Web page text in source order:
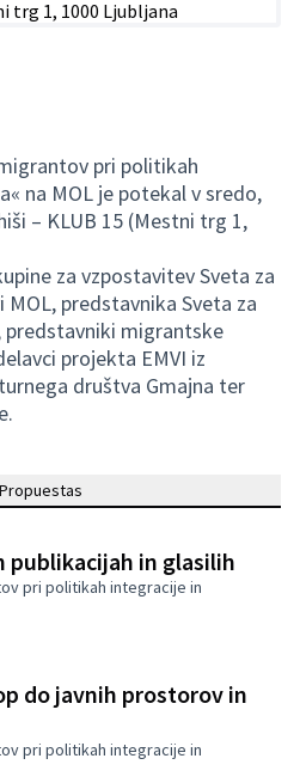
pri politikah
na MOL je potekal v sredo,
– KLUB 15 (Mestni trg 1,
za vzpostavitev Sveta za
predstavnika Sveta za
migrantske
projekta EMVI iz
društva Gmajna ter
Propuestas
publikacijah in glasilih
pri politikah integracije in
do javnih prostorov in
pri politikah integracije in